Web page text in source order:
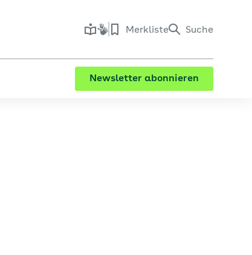
Merkliste Suche
Newsletter abonnieren